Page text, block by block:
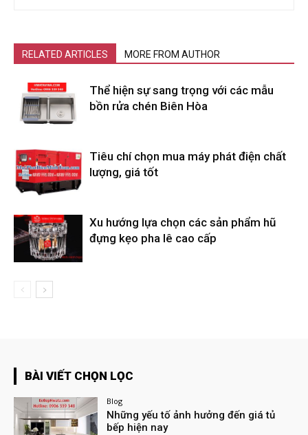
RELATED ARTICLES MORE FROM AUTHOR
Thể hiện sự sang trọng với các mẫu
bồn rửa chén Biên Hòa
Tiêu chí chọn mua máy phát điện chất
lượng, giá tốt
Xu hướng lựa chọn các sản phẩm hũ
đựng kẹo pha lê cao cấp
BÀI VIẾT CHỌN LỌC
Blog
Những yếu tố ảnh hưởng đến giá tủ
bếp hiện nay